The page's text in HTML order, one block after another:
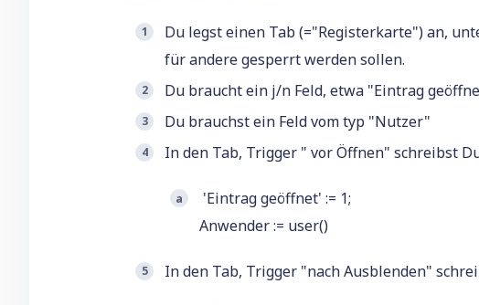
Du legst einen Tab (="Registerkarte") an,
für andere gesperrt werden sollen.
Du braucht ein j/n Feld, etwa "Eintrag
Du brauchst ein Feld vom typ "Nutzer"
In den Tab, Trigger " vor Öffnen" schreibst
'Eintrag geöffnet' := 1;
Anwender := user()
In den Tab, Trigger "nach Ausblenden"